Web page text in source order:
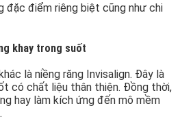
đặc điểm riêng biệt cũng như chi
khay trong suốt
là niềng răng Invisalign. Đây là
có chất liệu thân thiện. Đồng thời,
hay làm kích ứng đến mô mềm